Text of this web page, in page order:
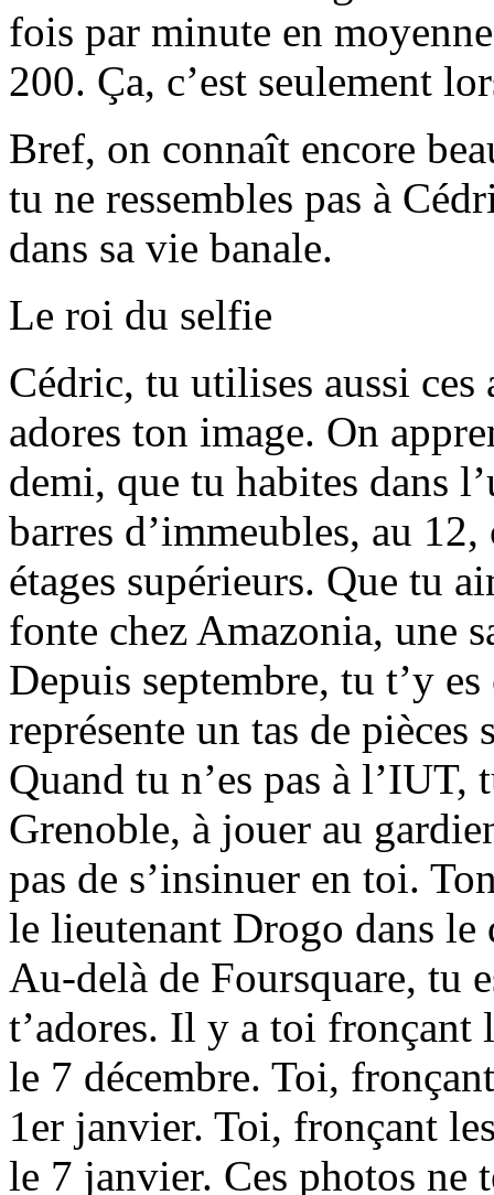
fois par minute en
200. Ça, c’est seulement
Bref, on connaît encore
tu ne ressembles pas à
dans sa vie banale.
Le roi du selfie
Cédric, tu utilises aussi
adores ton image. On
demi, que tu habites dans
barres d’immeubles, au
étages supérieurs. Que tu
fonte chez Amazonia, une
Depuis septembre, tu t’y
représente un tas de pièces
Quand tu n’es pas à l’IUT,
Grenoble, à jouer au
pas de s’insinuer en toi.
le lieutenant Drogo dans le
Au-delà de Foursquare, tu
t’adores. Il y a toi fronçant
le 7 décembre. Toi,
1er janvier. Toi, fronçant
le 7 janvier. Ces photos ne